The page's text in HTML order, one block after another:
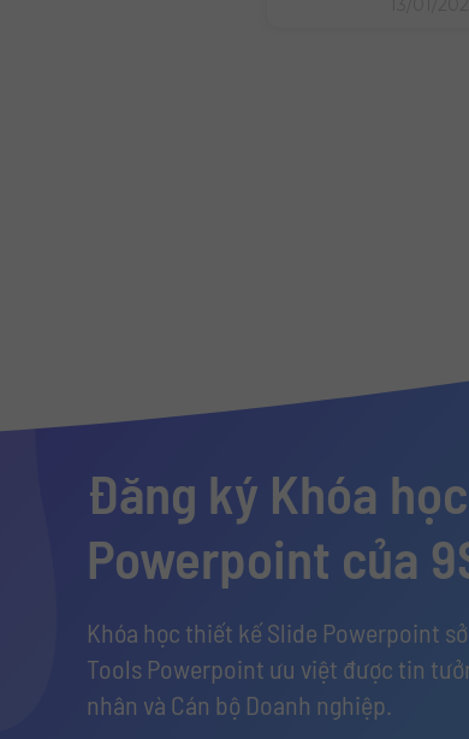
Đăng ký Khóa
Powerpoint của
Khóa học thiết kế Slide Powerpoint
Tools Powerpoint ưu việt được tin
nhân và Cán bộ Doanh nghiệp.